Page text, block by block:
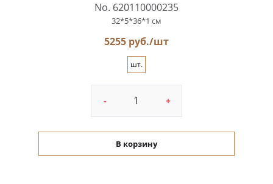
No. 620110000235
32*5*36*1 см
5255 руб./шт
шт.
- +
В корзину